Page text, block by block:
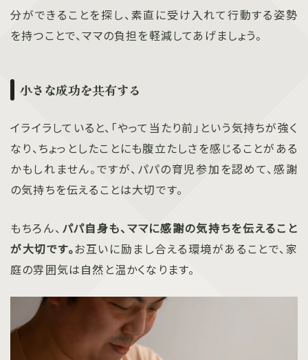
分ができることを探し、素直に受け入れて行動する姿勢
を持つことで、ママの負担を軽減してあげましょう。
小さな成功を共有する
イライラしていると、「やって当たり前」という気持ちが強く
なり、ちょっとしたことにも腹立たしさを感じることがある
かもしれません。ですが、パパの育児参加を認めて、感謝
の気持ちを伝えることは大切です。
もちろん、 パパ自身も、ママに感謝の気持ちを伝えること
が大切です。お互いに励まし合える環境があることで、家
庭の雰囲気は自然と温かくなります。